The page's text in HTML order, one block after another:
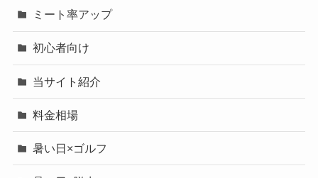
ミート率アップ
初心者向け
当サイト紹介
料金相場
暑い日×ゴルフ